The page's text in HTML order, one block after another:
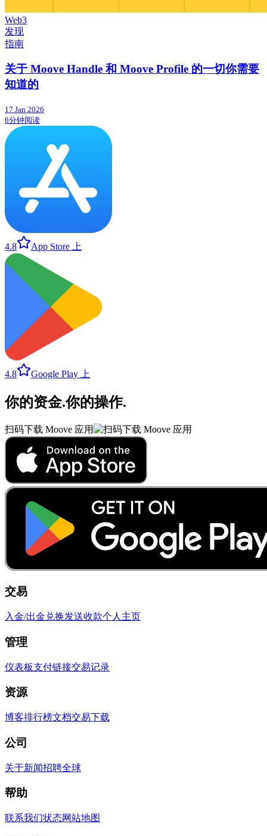
Web3
发现
指南
关于 Moove Handle 和 Moove Profile 的一切你需要
知道的
17 Jan 2026
8分钟阅读
4.8 App Store 上
4.8 Google Play 上
你的资金.你的操作.
扫码下载 Moove 应用
交易
入金/出金 兑换发送收款个人主页
管理
仪表板支付链接交易记录
资源
博客排行榜文档交易下载
公司
关于新闻招聘全球
帮助
联系我们状态网站地图